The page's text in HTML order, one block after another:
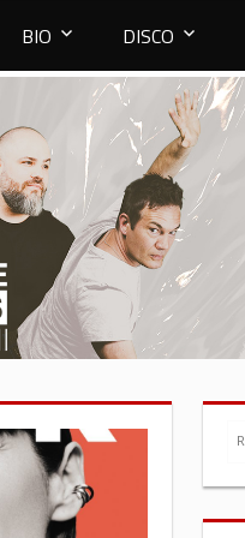
BIO DISCO